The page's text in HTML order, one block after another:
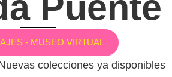
- MUSEO VIRTUAL
colecciones ya disponibles